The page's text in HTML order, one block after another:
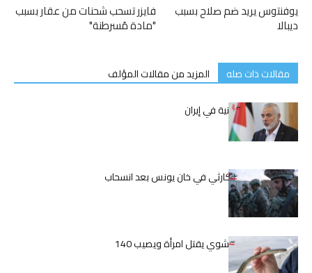
فايزر تسحب شحنات من عقار بسبب
"مادة مُسرطنة"
يوفنتوس يريد ضم صلاح بسبب
ديبالا
مقالات ذات صله
المزيد من مقالات المؤلف
اغتيال إسماعيل هنية في إيران
الوضع الإنساني الكارثي في خان يونس بعد انسحاب
الجيش الإسرائيلي
اليابان.. ثعبان بحر مشوي يقتل امرأة ويصيب 140
بالمرض